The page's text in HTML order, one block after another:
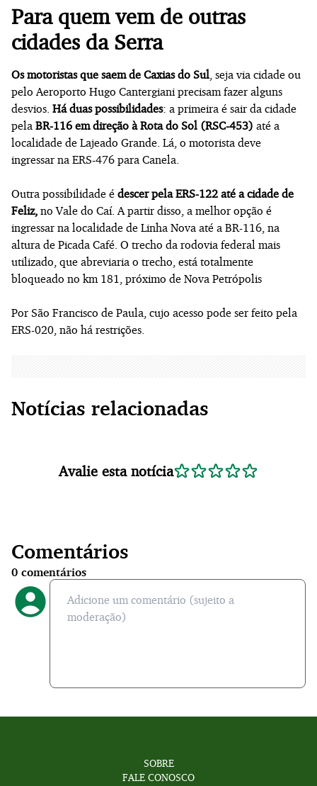
Para quem vem de outras
cidades da Serra
Os motoristas que saem de Caxias do Sul , seja via cidade ou
pelo Aeroporto Hugo Cantergiani precisam fazer alguns
desvios. Há duas possibilidades: a primeira é sair da cidade
pela BR-116 em direção à Rota do Sol (RSC-453) até a
localidade de Lajeado Grande. Lá, o motorista deve
ingressar na ERS-476 para Canela.
Outra possibilidade é descer pela ERS-122 até a cidade de
Feliz, no Vale do Caí. A partir disso, a melhor opção é
ingressar na localidade de Linha Nova até a BR-116, na
altura de Picada Café. O trecho da rodovia federal mais
utilizado, que abreviaria o trecho, está totalmente
bloqueado no km 181, próximo de Nova Petrópolis
Por São Francisco de Paula, cujo acesso pode ser feito pela
ERS-020, não há restrições.
Notícias relacionadas
Avalie esta notícia
Comentários
0 comentários
SOBRE
FALE CONOSCO